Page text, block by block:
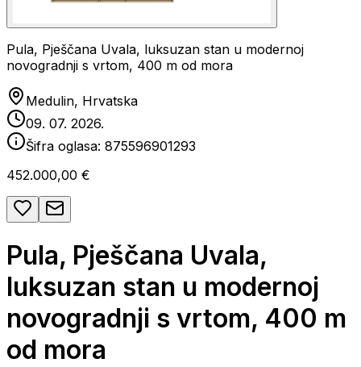
Pula, Pješčana Uvala, luksuzan stan u modernoj
novogradnji s vrtom, 400 m od mora
Medulin, Hrvatska
09. 07. 2026.
Šifra oglasa: 875596901293
452.000,00 €
Pula, Pješčana Uvala,
luksuzan stan u modernoj
novogradnji s vrtom, 400 m
od mora